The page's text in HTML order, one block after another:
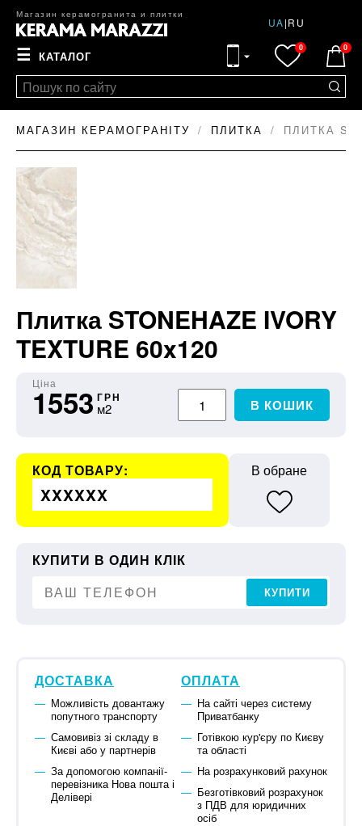
Магазин керамогранита и плитки
UA|RU
☰ КАТАЛОГ
0 0
МАГАЗИН КЕРАМОГРАНІТУ ПЛИТКА ПЛИТКА
Плитка STONEHAZE IVORY
TEXTURE 60x120
Ціна
1553 ГРН
м2 В КОШИК
КОД ТОВАРУ:
XXXXXX
В обране
КУПИТИ В ОДИН КЛІК
КУПИТИ
ДОСТАВКА
Можливість довантажу
попутного транспорту
Самовивіз зі складу в
Києві або у партнерів
За допомогою компанії-
перевізника Нова пошта і
Делівері
ОПЛАТА
На сайті через систему
Приватбанку
Готівкою кур'єру по Києву
та області
На розрахунковий рахунок
Безготівковий розрахунок
з ПДВ для юридичних
осіб